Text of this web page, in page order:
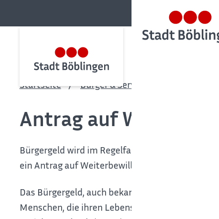
Startseite Bürger & Service
Antrag auf
Bürgergeld wird im Regelfall für sechs
ein Antrag auf Weiterbewilligung gestellt werden.
Das Bürgergeld, auch bekannt als
Menschen, die ihren Lebensunterhalt nicht aus